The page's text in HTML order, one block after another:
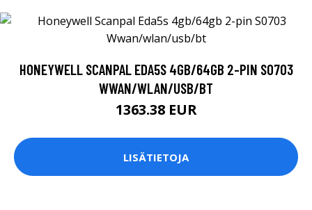
HONEYWELL SCANPAL EDA5S 4GB/64GB 2-PIN S0703
WWAN/WLAN/USB/BT
1363.38 EUR
LISÄTIETOJA